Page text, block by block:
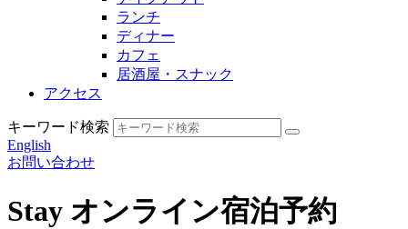
ランチ
ディナー
カフェ
居酒屋・スナック
アクセス
キーワード検索
English
お問い合わせ
Stay オンライン宿泊予約